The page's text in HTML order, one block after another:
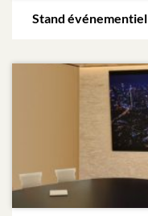
Stand événementiel